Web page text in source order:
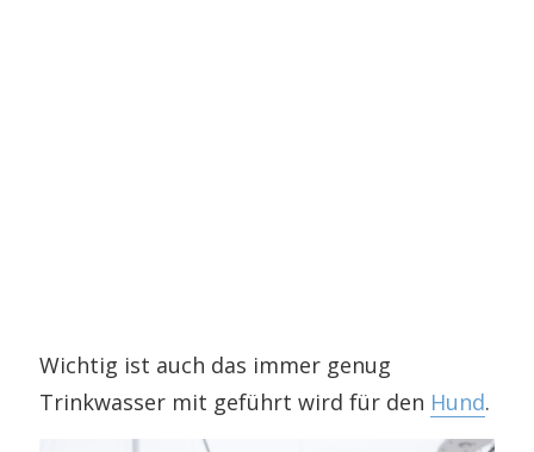
Wichtig ist auch das immer genug
Trinkwasser mit geführt wird für den Hund.